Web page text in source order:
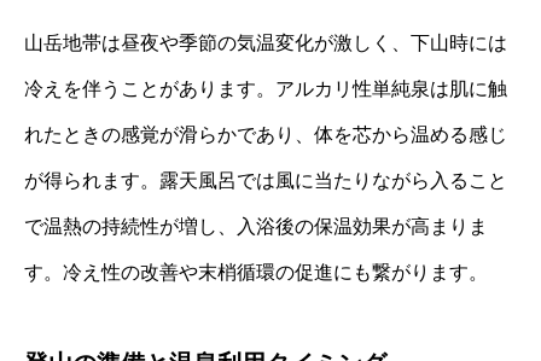
山岳地帯は昼夜や季節の気温変化が激しく、下山時には
冷えを伴うことがあります。アルカリ性単純泉は肌に触
れたときの感覚が滑らかであり、体を芯から温める感じ
が得られます。露天風呂では風に当たりながら入ること
で温熱の持続性が増し、入浴後の保温効果が高まりま
す。冷え性の改善や末梢循環の促進にも繋がります。